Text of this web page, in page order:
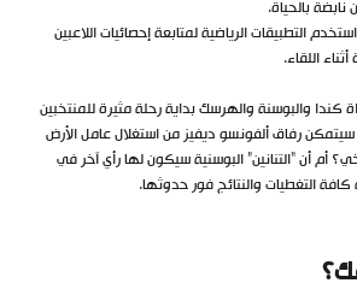
بالحياة.
التطبيقات الرياضية لمتابعة إحصائيات اللاعبين
اللقاء.
كندا والبوسنة والهرسك بداية رحلة مثيرة للمنتخبين
2026. هل سيتمكن رفاق ألفونسو ديفيز من استغلال عامل الأرض
أم أن “التنانين” البوسنية سيكون لها رأي آخر في
كافة التغطيات والنتائج فور حدوثها.